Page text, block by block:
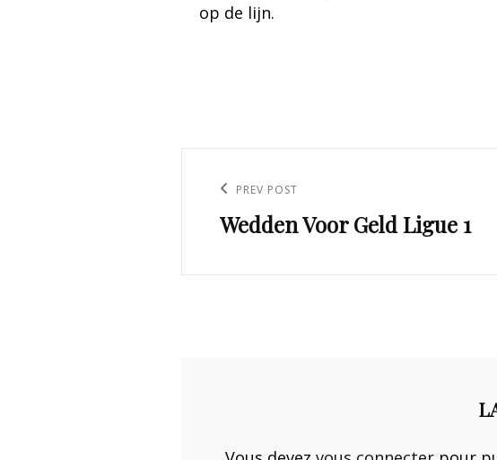
op de lijn.
l’article
Previous
Post
PREV POST
Wedden Voor Geld Ligue 1